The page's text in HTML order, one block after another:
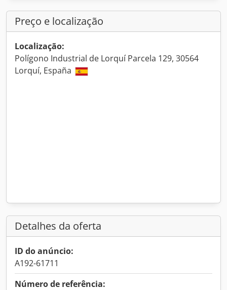
Preço e localização
Localização:
Polígono Industrial de Lorquí Parcela 129, 30564
Lorquí, España
Detalhes da oferta
ID do anúncio:
A192-61711
Número de referência: